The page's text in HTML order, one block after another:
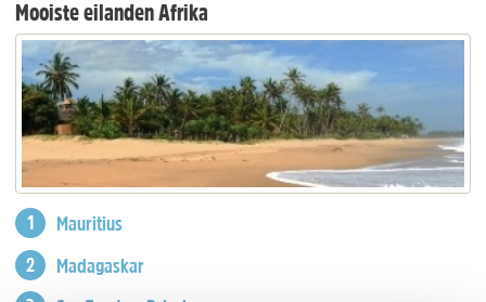
Mooiste eilanden Afrika
Mauritius
Madagaskar